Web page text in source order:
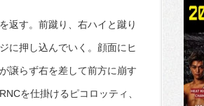
返す。前蹴り、右ハイと蹴り
に押し込んでいく。顔面にヒ
譲らず右を差して前方に崩す
を仕掛けるピコロッティ、